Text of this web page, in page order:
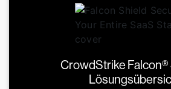
CrowdStrike Falcon®